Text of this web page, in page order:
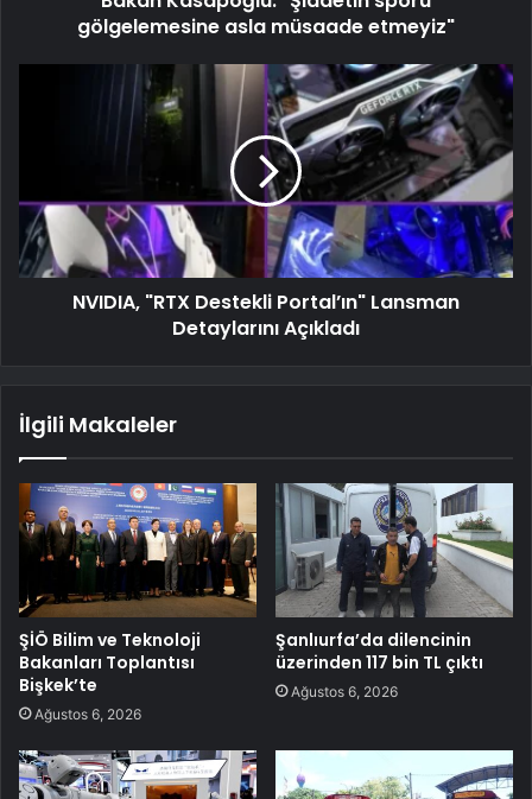
gölgelemesine asla müsaade etmeyiz"
NVIDIA, "RTX Destekli Portal’ın" Lansman
Detaylarını Açıkladı
İlgili Makaleler
ŞİÖ Bilim ve Teknoloji
Bakanları Toplantısı
Bişkek’te
Ağustos 6, 2026
Şanlıurfa’da dilencinin
üzerinden 117 bin TL çıktı
Ağustos 6, 2026